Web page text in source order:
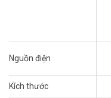
Cảm thấy không hài lòng
phơi sáng quá mức vào
chặt chẽ một cách dễ
chi tiết. Ngoài tầm nhìn
có thể tăng sáng cho môi
Nguồn điện
Kích thước